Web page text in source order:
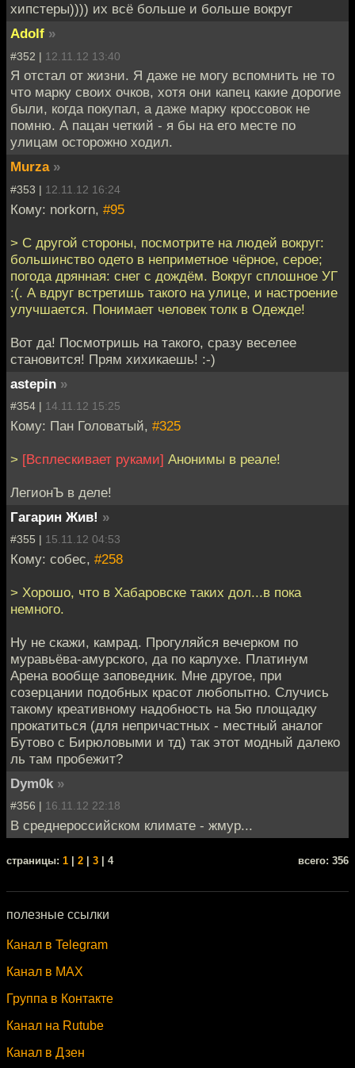
хипстеры)))) их всё больше и больше вокруг
Adolf »
#352 | 12.11.12 13:40
Я отстал от жизни. Я даже не могу вспомнить не то
что марку своих очков, хотя они капец какие дорогие
были, когда покупал, а даже марку кроссовок не
помню. А пацан четкий - я бы на его месте по
улицам осторожно ходил.
Murza »
#353 | 12.11.12 16:24
Кому: norkorn, #95
> C другой стороны, посмотрите на людей вокруг:
большинство одето в неприметное чёрное, серое;
погода дрянная: снег с дождём. Вокруг сплошное УГ
:(. А вдруг встретишь такого на улице, и настроение
улучшается. Понимает человек толк в Одежде!
Вот да! Посмотришь на такого, сразу веселее
становится! Прям хихикаешь! :-)
astepin »
#354 | 14.11.12 15:25
Кому: Пан Головатый, #325
> [Всплескивает руками] Анонимы в реале!
ЛегионЪ в деле!
Гагарин Жив! »
#355 | 15.11.12 04:53
Кому: собес, #258
> Хорошо, что в Хабаровске таких дол...в пока
немного.
Ну не скажи, камрад. Прогуляйся вечерком по
муравьёва-амурского, да по карлухе. Платинум
Арена вообще заповедник. Мне другое, при
созерцании подобных красот любопытно. Случись
такому креативному надобность на 5ю площадку
прокатиться (для непричастных - местный аналог
Бутово с Бирюловыми и тд) так этот модный далеко
ль там пробежит?
Dym0k »
#356 | 16.11.12 22:18
В среднероссийском климате - жмур...
cтраницы: 1 | 2 | 3 | 4 всего: 356
полезные ссылки
Канал в Telegram
Канал в MAX
Группа в Контакте
Канал на Rutube
Канал в Дзен